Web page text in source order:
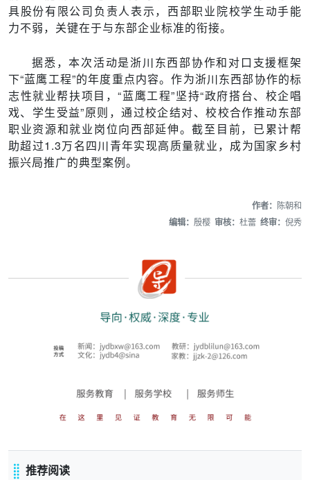
具股份有限公司负责人表示，西部职业院校学生动手能
力不弱，关键在于与东部企业标准的衔接。
据悉，本次活动是浙川东西部协作和对口支援框架
下“蓝鹰工程”的年度重点内容。作为浙川东西部协作的标
志性就业帮扶项目，“蓝鹰工程”坚持“政府搭台、校企唱
戏、学生受益”原则，通过校企结对、校校合作推动东部
职业资源和就业岗位向西部延伸。截至目前，已累计帮
助超过1.3万名四川青年实现高质量就业，成为国家乡村
振兴局推广的典型案例。
作者： 陈朝和
编辑： 殷樱 审核： 杜蕾 终审： 倪秀
推荐阅读